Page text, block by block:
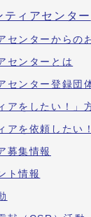
ティアセンター
センターからの
センターとは
センター登録団
アをしたい！」
アを依頼したい
募集情報
ト情報